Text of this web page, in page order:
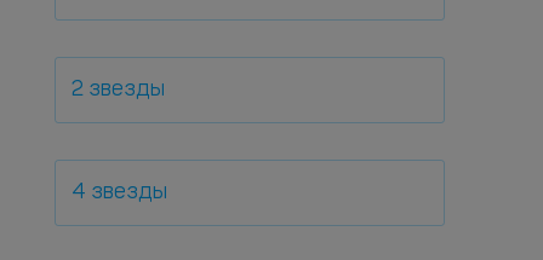
2 звезды
4 звезды